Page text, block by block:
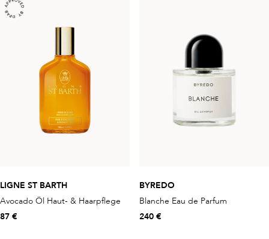
LIGNE ST BARTH
Avocado Öl Haut- & Haarpflege
87 €
BYREDO
Blanche Eau de Parfum
240 €